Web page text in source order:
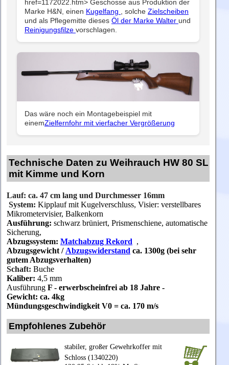
href=1172022.htm> Geschosse aus Produktion der
Marke H&N, einen Kugelfang , solche Zielscheiben
und als Pflegemitte dieses Öl der Marke Walter und
Reinigungsfilze vorschlagen.
Das wäre noch ein Montagebeispiel mit
einemZielfernfohr mit vierfacher Vergrößerung
Technische Daten zu Weihrauch HW 80 SL
mit Kimme und Korn
Lauf: ca. 47 cm lang und Durchmesser 16mm
System: Kipplauf mit Kugelverschluss, Visier: verstellbares
Mikrometervisier, Balkenkorn
Ausführung: schwarz brüniert, Prismenschiene, automatische
Sicherung,
Abzugssystem: Matchabzug Rekord ,
Abzugsgewicht / Abzugswiderstand ca. 1300g (bei sehr
gutem Abzugsverhalten)
Schaft: Buche
Kaliber: 4,5 mm
Ausführung F - erwerbscheinfrei ab 18 Jahre -
Gewicht: ca. 4kg
Mündungsgeschwindigkeit V0 = ca. 170 m/s
Empfohlenes Zubehör
stabiler, großer Gewehrkoffer mit
Schloss (1340220)